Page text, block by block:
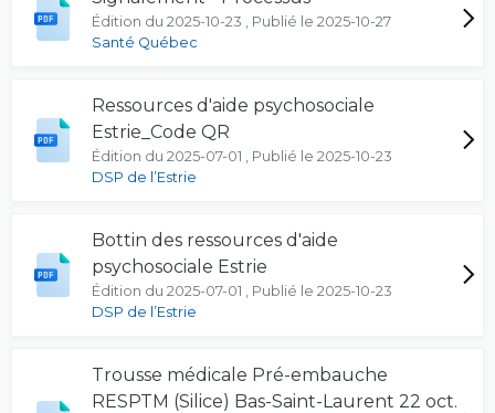
Édition du 2025-10-23 , Publié le 2025-10-27
Santé Québec
Ressources d'aide psychosociale
Estrie_Code QR
Édition du 2025-07-01 , Publié le 2025-10-23
DSP de l’Estrie
Bottin des ressources d'aide
psychosociale Estrie
Édition du 2025-07-01 , Publié le 2025-10-23
DSP de l’Estrie
Trousse médicale Pré-embauche
RESPTM (Silice) Bas-Saint-Laurent 22 oct.